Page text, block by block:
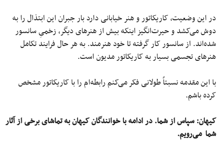
در این وضعیت، کاریکاتور و هنر خیابانی دارد بار جبران این ابتذال را به
دوش می‌کشد و حیرت‌انگیز اینکه بیش از هنرهای دیگر، زخمیِ سانسور
شده‌اند. از سانسور کار گرفته تا خود هنرمند. به هر حال فرایند تکامل
هنرهای تجسمی بسیار به کاریکاتور مدیون است.
با این مقدمه نسبتاً طولانی فکر می‌کنم رابطه‌ام را با کاریکاتور مشخص
کرده باشم.
کیهان:سپاس از شما. در ادامه با خوانندگان کیهان به تماشای برخی از آثار
شما می‌رویم.